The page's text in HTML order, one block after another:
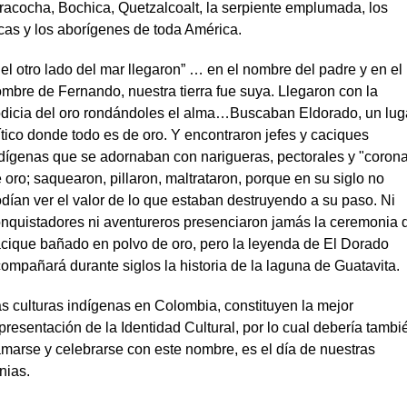
Bochica, Quetzalcoalt, la serpiente emplumada, los
y los aborígenes de toda América.
otro lado del mar llegaron” … en el nombre del padre y en el
de Fernando, nuestra tierra fue suya. Llegaron con la
del oro rondándoles el alma…Buscaban Eldorado, un
donde todo es de oro. Y encontraron jefes y caciques
que se adornaban con narigueras, pectorales y
oro; saquearon, pillaron, maltrataron, porque en su siglo no
ver el valor de lo que estaban destruyendo a su paso. Ni
ni aventureros presenciaron jamás la ceremonia
bañado en polvo de oro, pero la leyenda de El Dorado
durante siglos la historia de la laguna de Guatavita.
culturas indígenas en Colombia, constituyen la mejor
de la Identidad Cultural, por lo cual debería
y celebrarse con este nombre, es el día de nuestras